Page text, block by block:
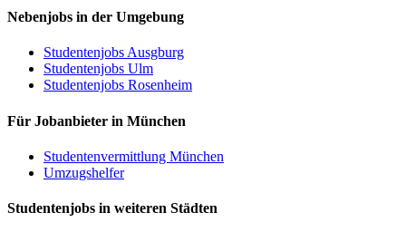
Nebenjobs in der Umgebung
Studentenjobs Ausgburg
Studentenjobs Ulm
Studentenjobs Rosenheim
Für Jobanbieter in München
Studentenvermittlung München
Umzugshelfer
Studentenjobs in weiteren Städten